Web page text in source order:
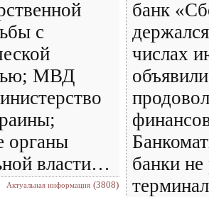
с
МВД
органы
власти…
Актуальная информация (3808)
банк
числах
объявили
банки не